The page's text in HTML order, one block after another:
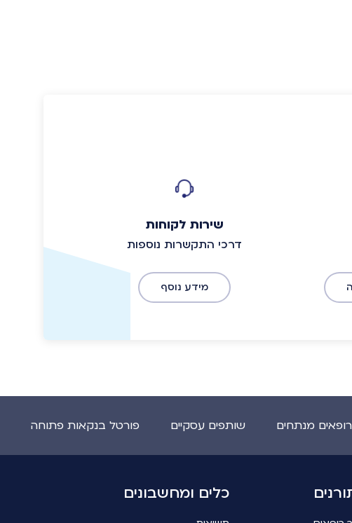
שירות לקוחות
דרכי התקשרות נוספות
מידע נוסף
מנתחים שותפים עסקיים פורטל בנקאות פתוחה
כלים ומחשבונים